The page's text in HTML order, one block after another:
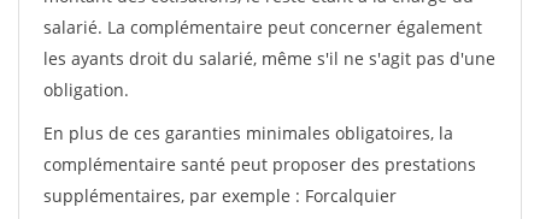
salarié. La complémentaire peut concerner également
les ayants droit du salarié, même s'il ne s'agit pas d'une
obligation.
En plus de ces garanties minimales obligatoires, la
complémentaire santé peut proposer des prestations
supplémentaires, par exemple : Forcalquier